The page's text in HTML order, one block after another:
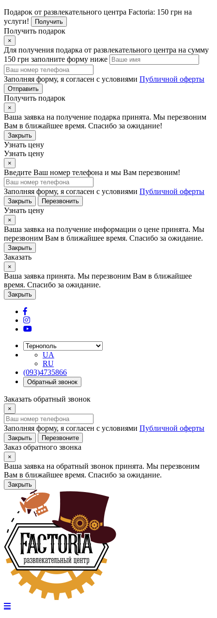
Подарок от развлекательного центра Factoria: 150 грн на
услуги!
Получить
Получить подарок
×
Для получения подарка от развлекательного центра на сумму
150 грн заполните форму ниже
Заполняя форму, я согласен с условиями Публичной оферты
Отправить
Получить подарок
×
Ваша заявка на получение подарка принята. Мы перезвоним
Вам в ближайшее время. Спасибо за ожидание!
Закрыть
Узнать цену
Узнать цену
×
Введите Ваш номер телефона и мы Вам перезвоним!
Заполняя форму, я согласен с условиями Публичной оферты
Закрыть Перезвонить
Узнать цену
×
Ваша заявка на получение информации о цене принята. Мы
перезвоним Вам в ближайшее время. Спасибо за ожидание.
Закрыть
Заказать
×
Ваша заявка принята. Мы перезвоним Вам в ближайшее
время. Спасибо за ожидание.
Закрыть
UA
RU
(093)4735866
Обратный звонок
Заказать обратный звонок
×
Заполняя форму, я согласен с условиями Публичной оферты
Закрыть Перезвоните
Заказ обратного звонка
×
Ваша заявка на обратный звонок принята. Мы перезвоним
Вам в ближайшее время. Спасибо за ожидание.
Закрыть